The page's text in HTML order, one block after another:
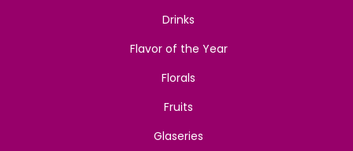
Drinks
Flavor of the Year
Florals
Fruits
Glaseries